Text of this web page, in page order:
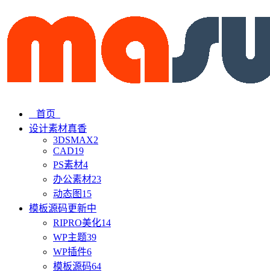
首页
设计素材真香
3DSMAX2
CAD19
PS素材4
办公素材23
动态图 15
模板源码更新中
RIPRO美化14
WP主题39
WP插件6
模板源码64